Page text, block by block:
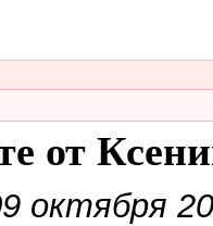
от
октября